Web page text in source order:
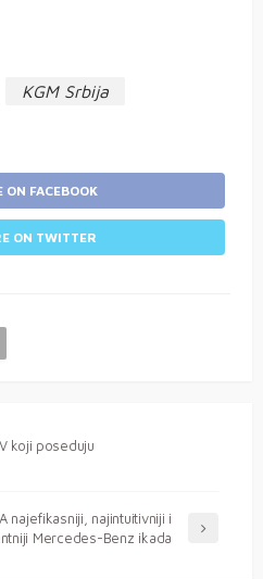
KGM Srbija
ON FACEBOOK
ON TWITTER
koji poseduju
najefikasniji, najintuitivniji i
Mercedes-Benz ikada